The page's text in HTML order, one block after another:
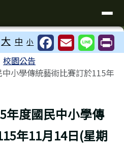
⏸
大 中 小
校園公告
小學傳統藝術比賽訂於115年
年度國民中小學傳
年11月14日(星期